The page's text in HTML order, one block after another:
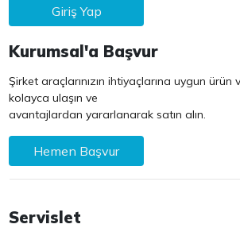
Giriş Yap
Kurumsal'a Başvur
Şirket araçlarınızın ihtiyaçlarına uygun ürün
kolayca ulaşın ve
avantajlardan yararlanarak satın alın.
Hemen Başvur
Servislet